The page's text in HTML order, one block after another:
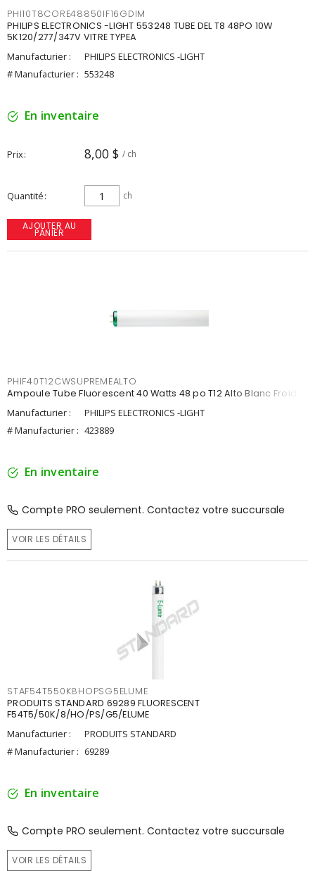
PHI10T8CORE48850IF16GDIM
PHILIPS ELECTRONICS -LIGHT 553248 TUBE DEL T8 48PO 10W
5K120/277/347V VITRE TYPEA
Manufacturier :
PHILIPS ELECTRONICS -LIGHT
# Manufacturier : 553248
En inventaire
Prix 8,00 $ / ch
Quantité ch
AJOUTER AU
PANIER
PHIF40T12CWSUPREMEALTO
Ampoule Tube Fluorescent 40 Watts 48 po T12 Alto Blanc Froid
Manufacturier :
PHILIPS ELECTRONICS -LIGHT
# Manufacturier : 423889
En inventaire
Compte PRO seulement. Contactez votre succursale
VOIR LES DÉTAILS
STAF54T550K8HOPSG5ELUME
PRODUITS STANDARD 69289 FLUORESCENT
F54T5/50K/8/HO/PS/G5/ELUME
Manufacturier :
PRODUITS STANDARD
# Manufacturier : 69289
En inventaire
Compte PRO seulement. Contactez votre succursale
VOIR LES DÉTAILS